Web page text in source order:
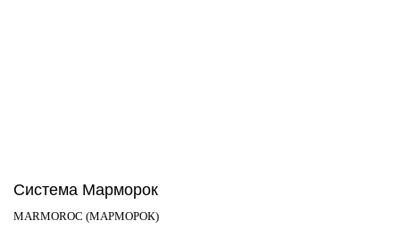
Система Марморок
MARMOROC (МАРМОРОК)